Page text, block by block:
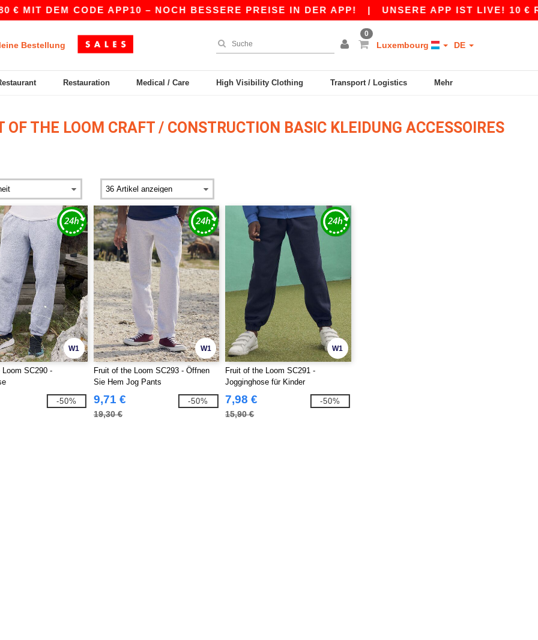
DEM CODE APP10 – NOCH BESSERE PREISE IN DER APP!| UNSERE APP IST LIVE! 10 €
Bestellung
0
Luxembourg DE
Restauration Medical / Care High Visibility Clothing Transport / Logistics Mehr
OF THE LOOM CRAFT / CONSTRUCTION BASIC KLEIDUNG ACCESSOIRES
W1
Loom SC290 -
-50%
W1
Fruit of the Loom SC293 - Öffnen
Sie Hem Jog Pants
9,71 €
19,30 €
-50%
W1
Fruit of the Loom SC291 -
Jogginghose für Kinder
7,98 €
15,90 €
-50%